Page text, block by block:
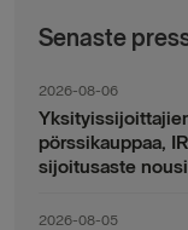
Senaste
2026-08-06
pörssikauppaa,
sijoitusaste
2026-08-05